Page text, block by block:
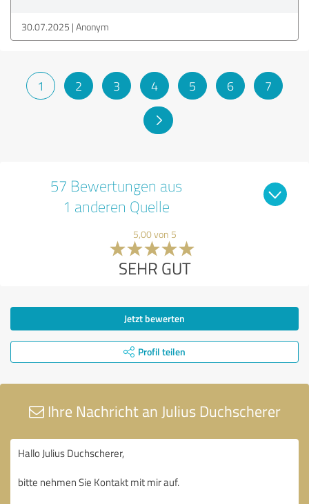
30.07.2025 Anonym
1 2 3 4 5 6 7
57 Bewertungen aus
1 anderen Quelle
5,00 von 5
SEHR GUT
Jetzt bewerten
Profil teilen
Ihre Nachricht an Julius Duchscherer